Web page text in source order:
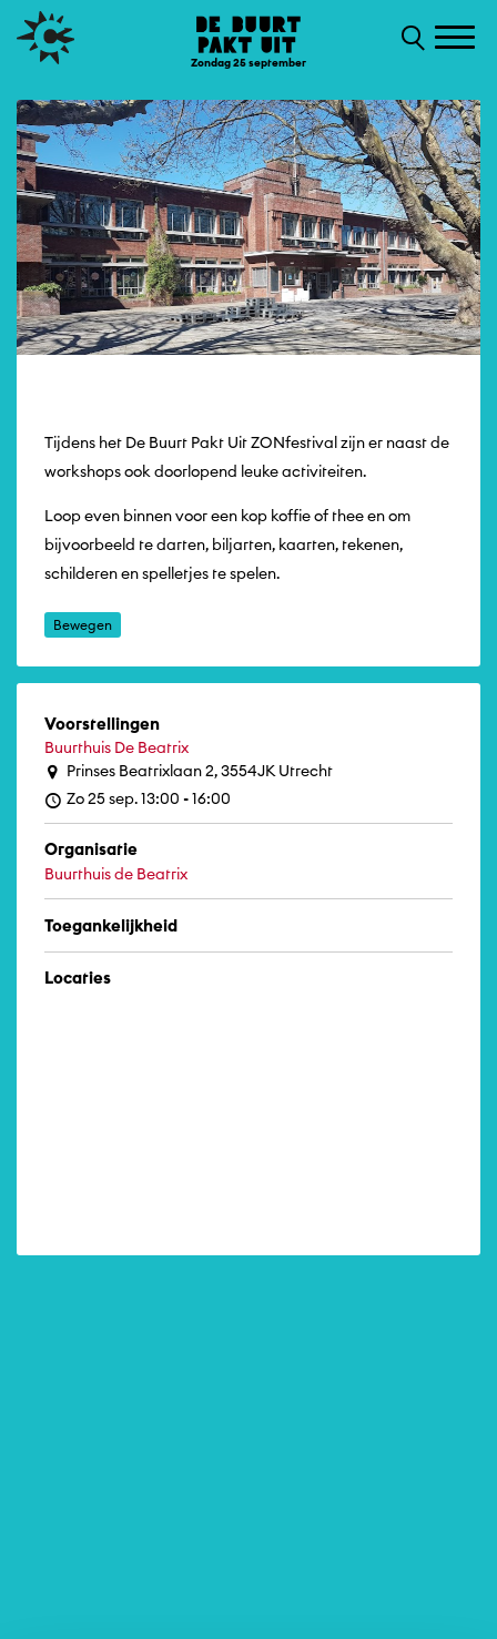
Zondag 25 september
Tijdens het De Buurt Pakt Uit ZONfestival zijn er naast de
workshops ook doorlopend leuke activiteiten.
Loop even binnen voor een kop koffie of thee en om
bijvoorbeeld te darten, biljarten, kaarten, tekenen,
schilderen en spelletjes te spelen.
Bewegen
Voorstellingen
Buurthuis De Beatrix
Prinses Beatrixlaan 2, 3554JK Utrecht
Zo 25 sep. 13:00 - 16:00
Organisatie
Buurthuis de Beatrix
Toegankelijkheid
Locaties